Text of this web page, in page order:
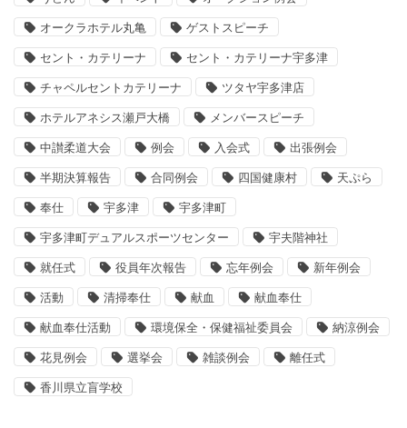
オークラホテル丸亀 ゲストスピーチ
セント・カテリーナ セント・カテリーナ宇多津
チャペルセントカテリーナ ツタヤ宇多津店
ホテルアネシス瀬戸大橋 メンバースピーチ
中讃柔道大会 例会 入会式 出張例会
半期決算報告 合同例会 四国健康村 天ぷら
奉仕 宇多津 宇多津町
宇多津町デュアルスポーツセンター 宇夫階神社
就任式 役員年次報告 忘年例会 新年例会
活動 清掃奉仕 献血 献血奉仕
献血奉仕活動 環境保全・保健福祉委員会 納涼例会
花見例会 選挙会 雑談例会 離任式
香川県立盲学校